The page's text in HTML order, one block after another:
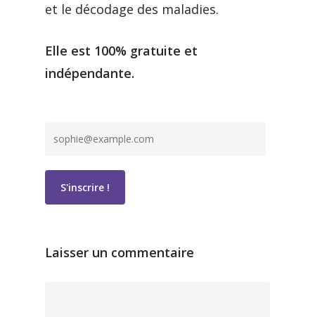
et le décodage des maladies.
Elle est 100% gratuite et
indépendante.
Laisser un commentaire